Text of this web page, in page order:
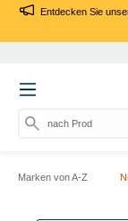
Entdecken Sie
nach Produkt,
Marken von A-Z